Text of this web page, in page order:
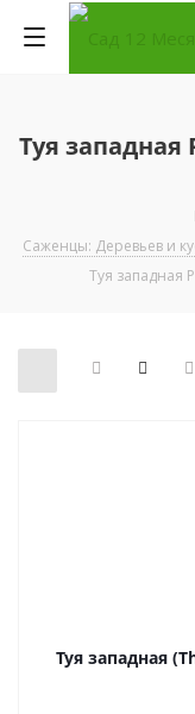
Туя
Саженцы: Деревьев и
Туя западная
Туя западная